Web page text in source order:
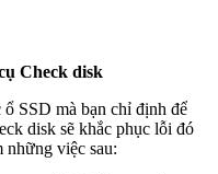
Check disk
SSD mà bạn chỉ định để
disk sẽ khắc phục lỗi đó
những việc sau: